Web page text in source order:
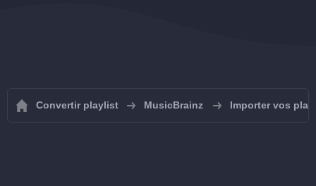
Convertir playlist MusicBrainz Importer vos